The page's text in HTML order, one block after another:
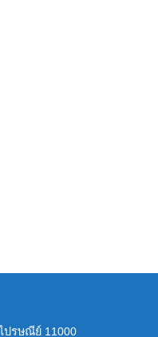
ปรษณีย์ 11000